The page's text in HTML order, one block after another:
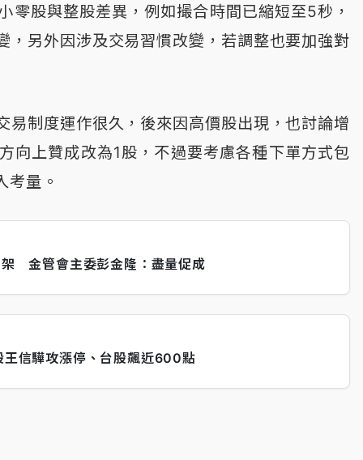
零股與整股差異，例如撮合時間已縮短至5秒，
，另外因涉及交易習慣改變，若調整也要加強對
制度運作很久，後來因高價股出現，也討論增
向上贊成改為1股，不過要考慮各種下單方式包
考量。
金管會主委彭金隆：盡量促成
信驊攻漲停、台股飆近600點